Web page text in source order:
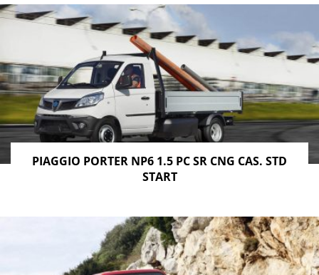
PIAGGIO PORTER NP6 1.5 PC SR CNG CAS. STD
START